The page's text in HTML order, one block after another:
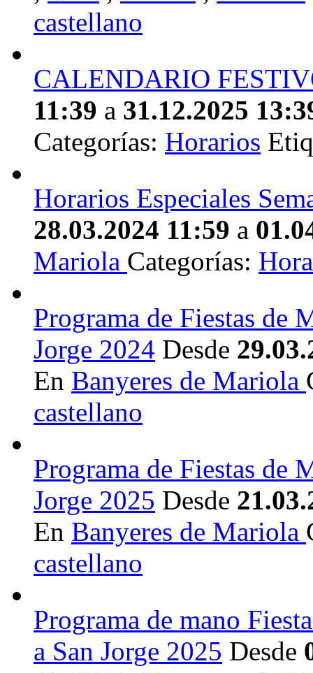
castellano
CALENDARIO
11:39 a 31.12.2025
Categorías: Horarios
Horarios Especiales
28.03.2024 11:59 a
Mariola Categorías:
Programa de Fiestas de
Jorge 2024 Desde
En Banyeres de Mariola
castellano
Programa de Fiestas de
Jorge 2025 Desde
En Banyeres de Mariola
castellano
Programa de mano
a San Jorge 2025 Desde